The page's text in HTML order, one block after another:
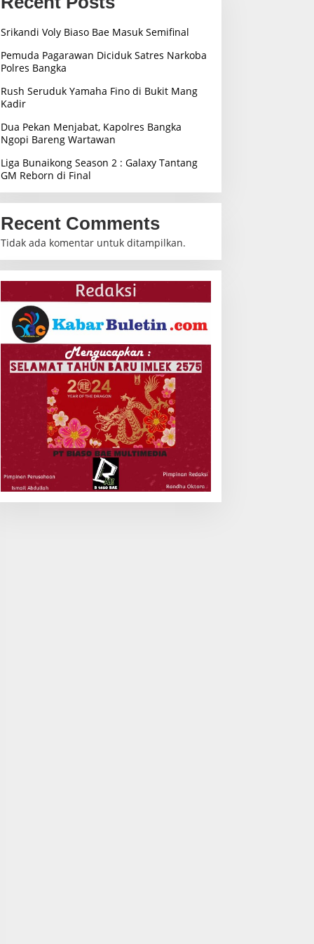
Srikandi Voly Biaso Bae Masuk Semifinal
Pemuda Pagarawan Diciduk Satres Narkoba
Polres Bangka
Rush Seruduk Yamaha Fino di Bukit Mang
Kadir
Dua Pekan Menjabat, Kapolres Bangka
Ngopi Bareng Wartawan
Liga Bunaikong Season 2 : Galaxy Tantang
GM Reborn di Final
Recent Comments
Tidak ada komentar untuk ditampilkan.